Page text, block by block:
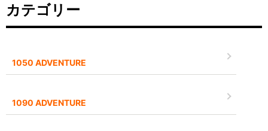
カテゴリー
1050 ADVENTURE
1090 ADVENTURE